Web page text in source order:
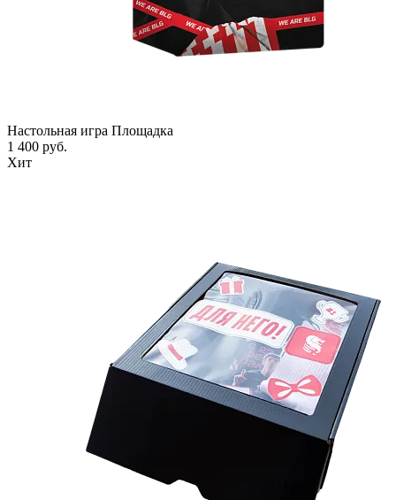
Настольная игра Площадка
1 400 руб.
Хит